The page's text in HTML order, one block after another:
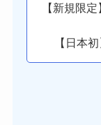
【新規限
【日本